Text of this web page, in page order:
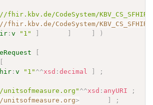
CodeSystem/
CodeSystem/
:v "1"
)
:v "1" ^^xsd :decimal
;
^^xsd : anyURI
;
>
;